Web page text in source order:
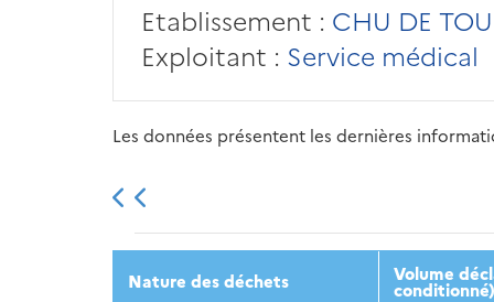
Etablissement : CHU DE
Exploitant : Service médical
Les données présentent les dernières
2013 2014 2015
Nature des déchets Volume
conditionné)